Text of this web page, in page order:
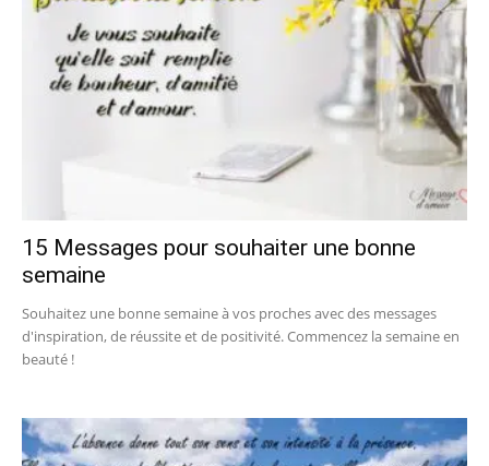
15 Messages pour souhaiter une bonne
semaine
Souhaitez une bonne semaine à vos proches avec des messages
d'inspiration, de réussite et de positivité. Commencez la semaine en
beauté !